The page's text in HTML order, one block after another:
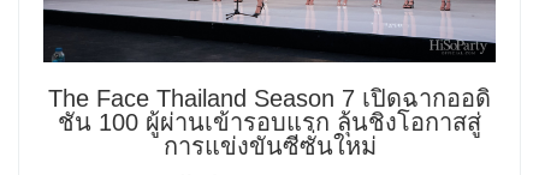
The Face Thailand Season 7 เปิดฉากออดิ
ชัน 100 ผู้ผ่านเข้ารอบแรก ลุ้นชิงโอกาสสู่
การแข่งขันซีซั่นใหม่